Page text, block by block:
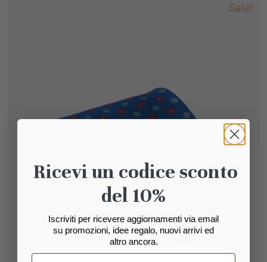
Sale!
Ricevi un codice sconto
del 10%
Iscriviti per ricevere aggiornamenti via email
su promozioni, idee regalo, nuovi arrivi ed
altro ancora.